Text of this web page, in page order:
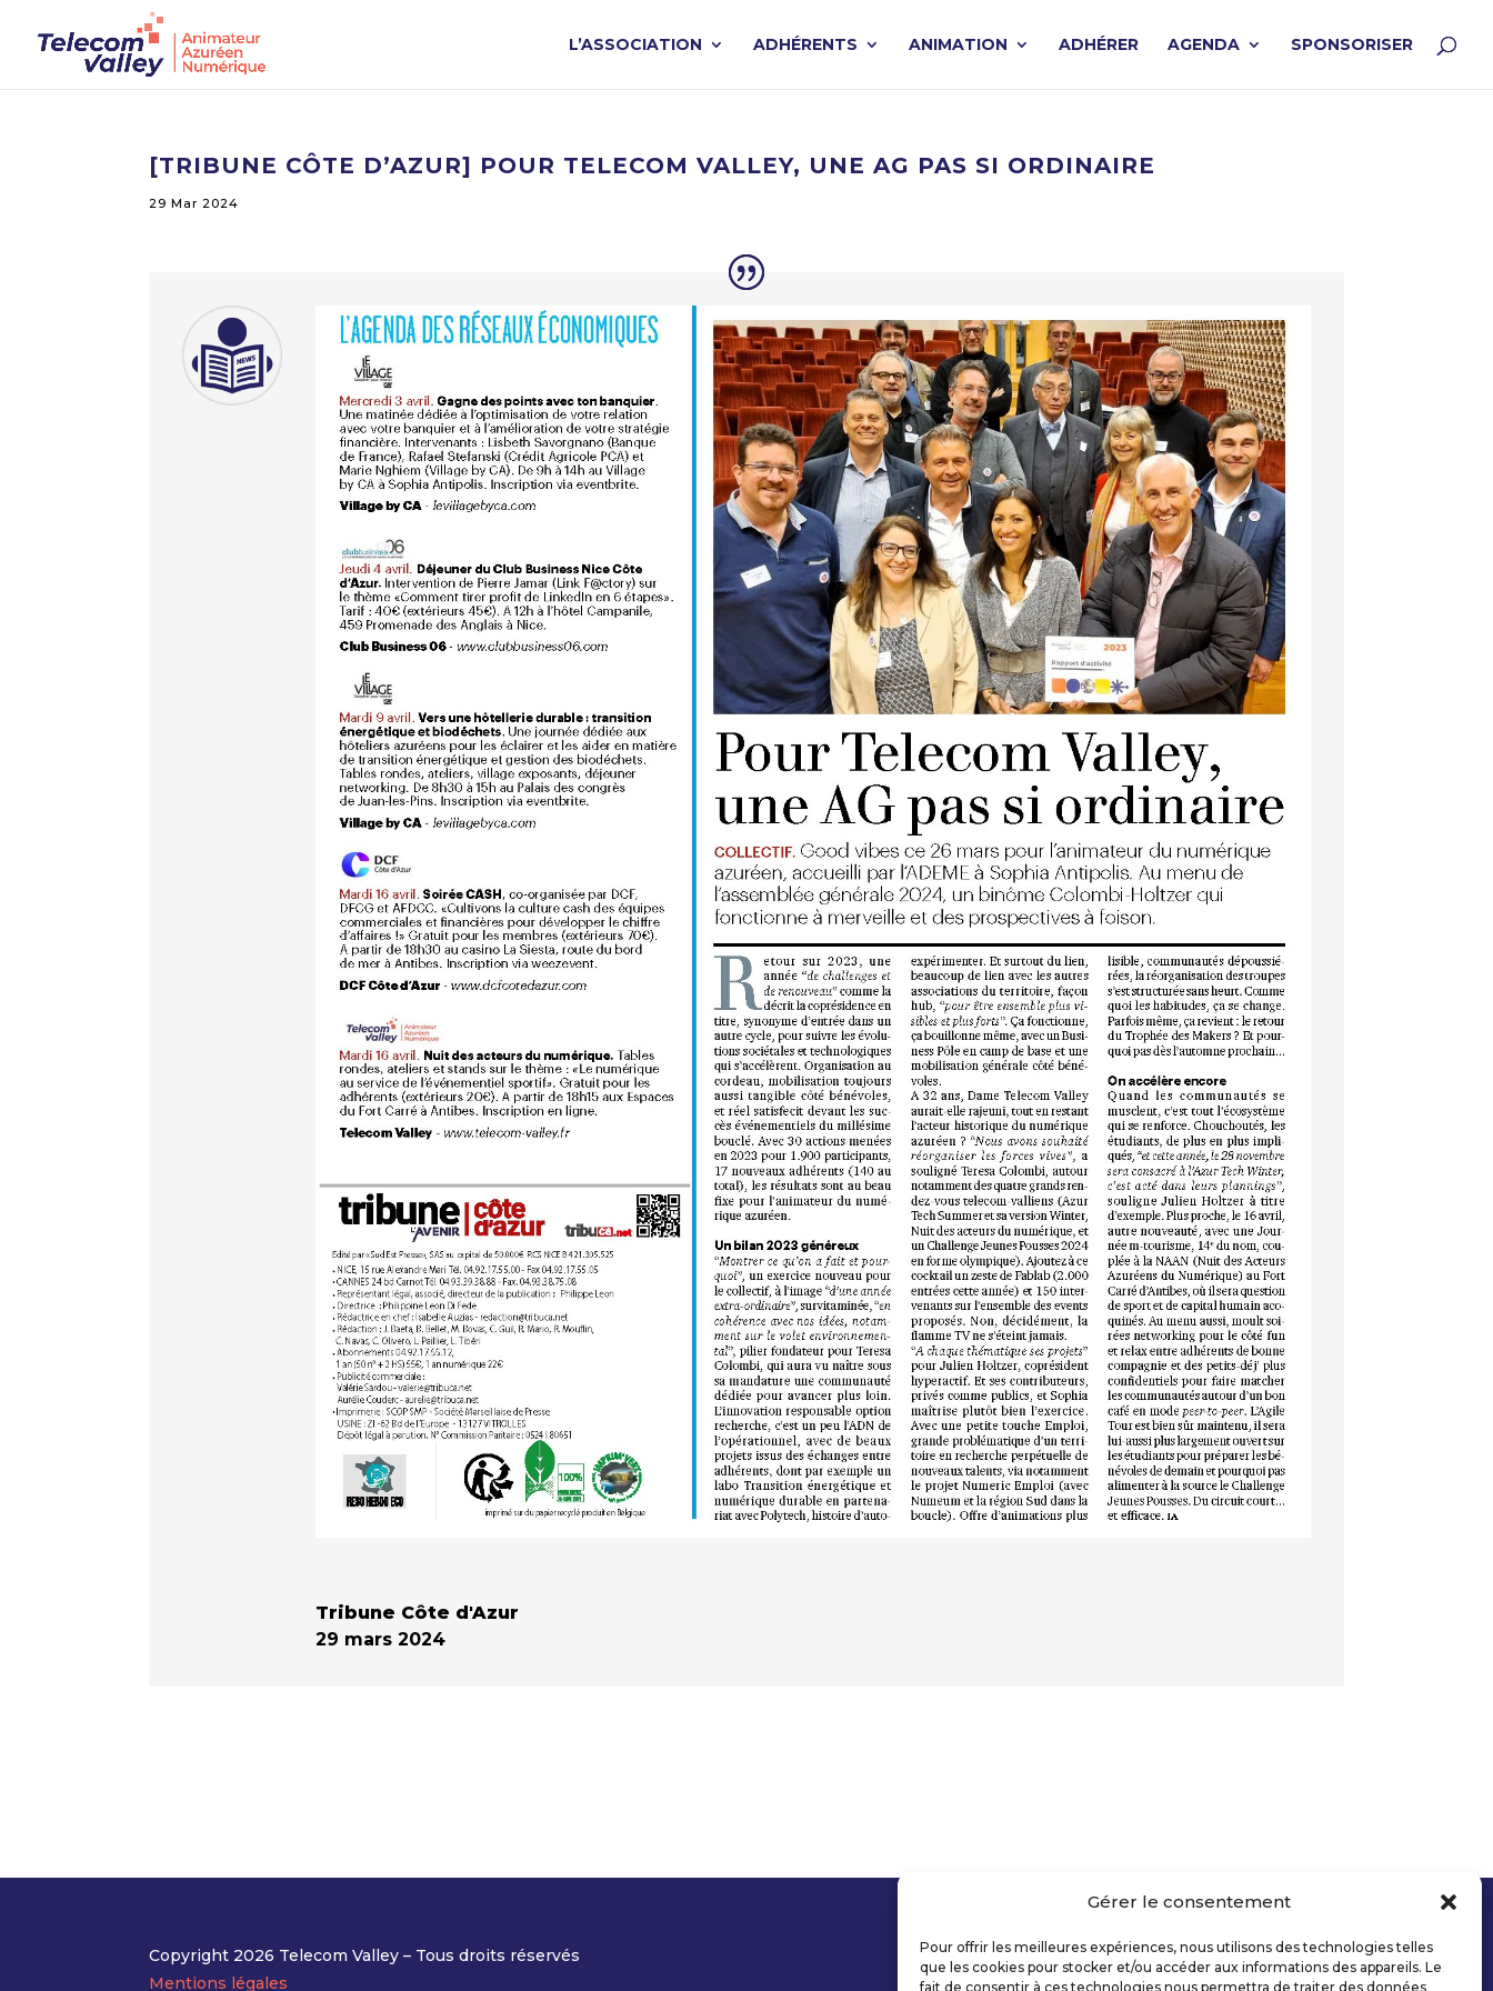
Gérer le consentement
Pour offrir les meilleures expériences, nous utilisons des technologies telles
que les cookies pour stocker et/ou accéder aux informations des appareils. Le
fait de consentir à ces technologies nous permettra de traiter des données
L’ASSOCIATION ADHÉRENTS ANIMATION ADHÉRER AGENDA SPONSORISER
[TRIBUNE CÔTE D’AZUR] POUR TELECOM VALLEY, UNE AG PAS SI ORDINAIRE
29 Mar 2024
Tribune Côte d'Azur
29 mars 2024
Copyright 2026 Telecom Valley – Tous droits réservés
Mentions légales